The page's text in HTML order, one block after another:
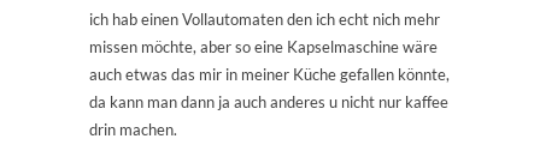
ich hab einen Vollautomaten den ich echt nich mehr
missen möchte, aber so eine Kapselmaschine wäre
auch etwas das mir in meiner Küche gefallen könnte,
da kann man dann ja auch anderes u nicht nur kaffee
drin machen.